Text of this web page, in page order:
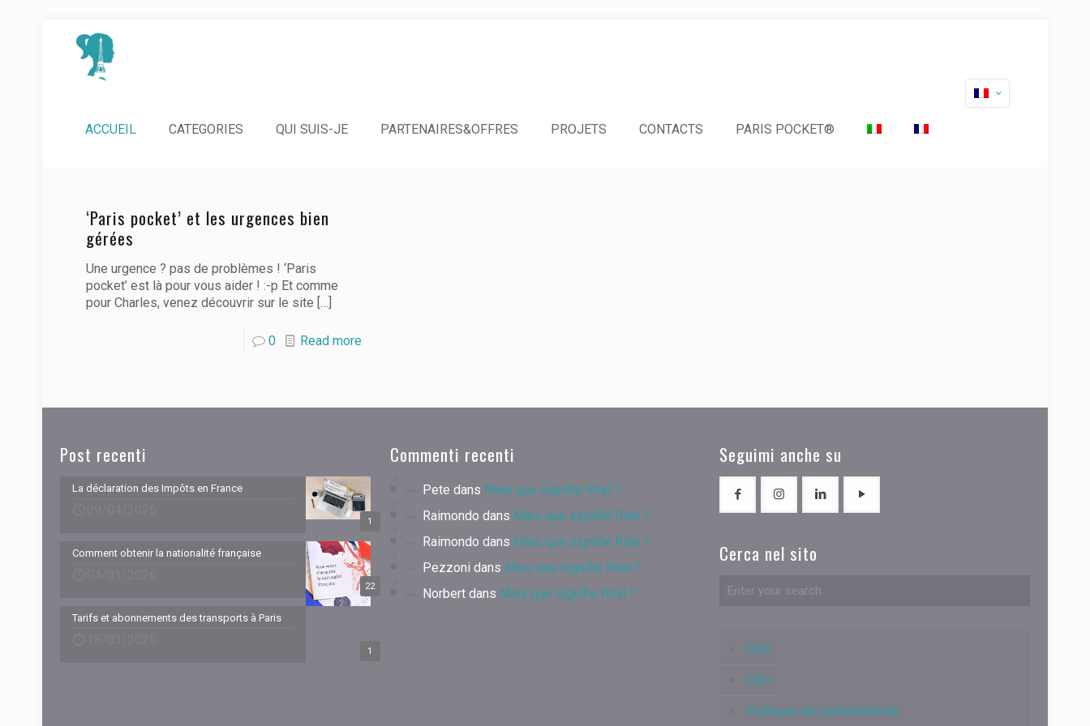
ACCUEIL CATEGORIES QUI SUIS-JE PARTENAIRES&OFFRES PROJETS CONTACTS PARIS POCKET®
‘Paris pocket’ et les urgences bien
gérées
Une urgence ? pas de problèmes ! ‘Paris
pocket’ est là pour vous aider ! :-p Et comme
pour Charles, venez découvrir sur le site […]
0 Read more
Post recenti
1
La déclaration des Impôts en France
22
Comment obtenir la nationalité française
1
Tarifs et abonnements des transports à Paris
Commenti recenti
Pete dans Mais que signifie Rital ?
Raimondo dans Mais que signifie Rital ?
Raimondo dans Mais que signifie Rital ?
Pezzoni dans Mais que signifie Rital ?
Norbertdans Mais que signifie Rital ?
Seguimi anche su
Cerca nel sito
CGV
CGU
Politique de confidentialité